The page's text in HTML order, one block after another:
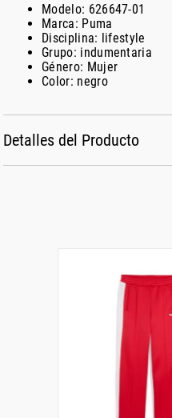
Modelo: 626647-01
Marca: Puma
Disciplina: lifestyle
Grupo: indumentaria
Género: Mujer
Color: negro
Detalles del Producto